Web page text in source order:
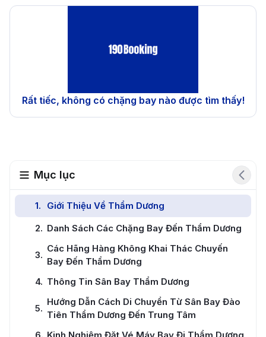
Rất tiếc, không có chặng bay nào được tìm thấy!
Mục lục
1.
Giới Thiệu Về Thẩm Dương
2. Danh Sách Các Chặng Bay Đến Thẩm Dương
3.
Các Hãng Hàng Không Khai Thác Chuyến
Bay Đến Thẩm Dương
4. Thông Tin Sân Bay Thẩm Dương
5.
Hướng Dẫn Cách Di Chuyển Từ Sân Bay Đào
Tiên Thẩm Dương Đến Trung Tâm
6. Kinh Nghiệm Đặt Vé Máy Bay Đi Thẩm Dương